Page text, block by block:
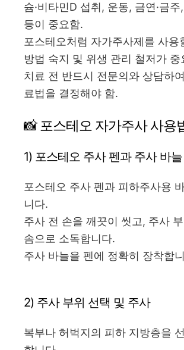
슘·비타민D 섭취, 운동, 금연·금
등이 중요함.
포스테오처럼 자가주사제를 사용
방법 숙지 및 위생 관리 철저가 중
치료 전 반드시 전문의와 상담하
료법을 결정해야 함.
📸 포스테오 자가주사 사용
1) 포스테오 주사 펜과 주사 바
포스테오 주사 펜과 피하주사용
니다.​
주사 전 손을 깨끗이 씻고, 주사
솜으로 소독합니다.​
주사 바늘을 펜에 정확히 장착합
2) 주사 부위 선택 및 주사
복부나 허벅지의 피하 지방층을